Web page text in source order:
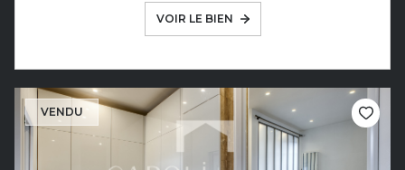
VOIR LE BIEN
VENDU